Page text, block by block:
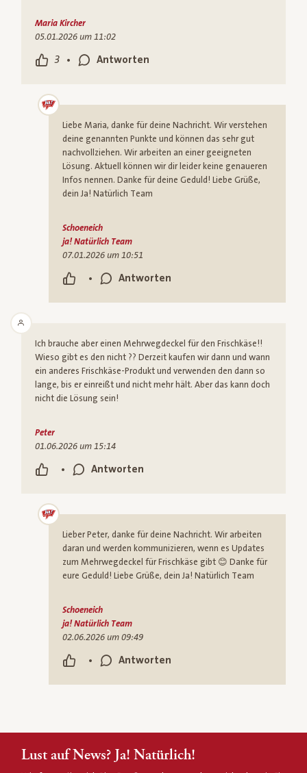
3 • Antworten
Maria Kircher
05.01.2026 um 11:02
Liebe Maria, danke für deine Nachricht. Wir verstehen
deine genannten Punkte und können das sehr gut
nachvollziehen. Wir arbeiten an einer geeigneten
Lösung. Aktuell können wir dir leider keine genaueren
Infos nennen. Danke für deine Geduld! Liebe Grüße,
dein Ja! Natürlich Team
• Antworten
Schoeneich
ja! Natürlich Team
07.01.2026 um 10:51
Ich brauche aber einen Mehrwegdeckel für den Frischkäse!!
Wieso gibt es den nicht ?? Derzeit kaufen wir dann und wann
ein anderes Frischkäse-Produkt und verwenden den dann so
lange, bis er einreißt und nicht mehr hält. Aber das kann doch
nicht die Lösung sein!
• Antworten
Peter
01.06.2026 um 15:14
Lieber Peter, danke für deine Nachricht. Wir arbeiten
daran und werden kommunizieren, wenn es Updates
zum Mehrwegdeckel für Frischkäse gibt 😊 Danke für
eure Geduld! Liebe Grüße, dein Ja! Natürlich Team
• Antworten
Schoeneich
ja! Natürlich Team
02.06.2026 um 09:49
Lust auf News? Ja! Natürlich!